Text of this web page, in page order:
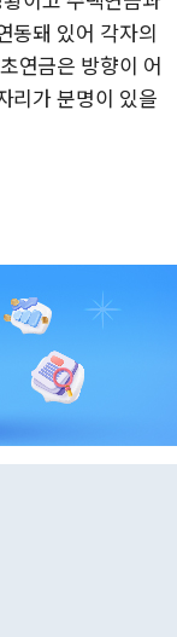
동돼 있어 각자의
연금은 방향이 어
리가 분명이 있을